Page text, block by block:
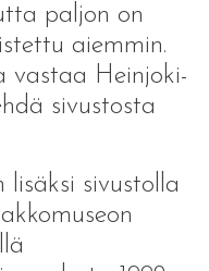
paljon on
aiemmin.
vastaa Heinjoki-
sivustosta
lisäksi sivustolla